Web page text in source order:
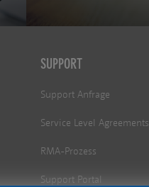
SUPPORT
Support Anfrage
Service Level Agreements
RMA-Prozess
Support Portal